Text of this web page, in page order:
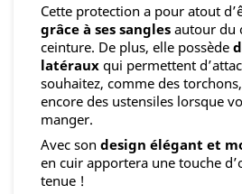
Cette protection a pour atout
grâce à ses sangles autour du
ceinture. De plus, elle possède
latéraux qui permettent
souhaitez, comme des
encore des ustensiles lorsque
manger.
Avec son design élégant et
en cuir apportera une touche
tenue !